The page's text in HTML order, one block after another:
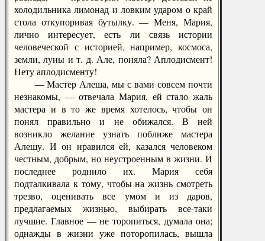
холодильника лимонад и ловким ударом о край
стола откупоривая бутылку. — Меня, Мария,
лично интересует, есть ли связь истории
человеческой с историей, например, космоса,
земли, луны и т. д. Але, поняла? Аплодисмент!
Нету аплодисменту!
— Мастер Алеша, мы с вами совсем почти
незнакомы, — отвечала Мария, ей стало жаль
мастера и в то же время хотелось, чтобы он
понял правильно и не обижался. В ней
возникло желание узнать поближе мастера
Алешу. И он нравился ей, казался человеком
честным, добрым, но неустроенным в жизни. И
последнее роднило их. Мария себя
подталкивала к тому, чтобы на жизнь смотреть
трезво, оценивать все умом и из даров,
предлагаемых жизнью, выбирать все-таки
лучшие. Главное — не торопиться, думала она;
однажды в жизни уже поторопилась, вышла